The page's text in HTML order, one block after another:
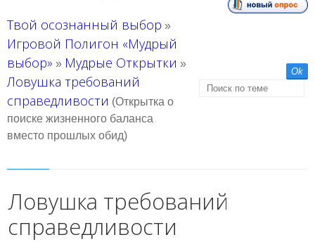
Твой осознанный выбор »
Игровой Полигон «Мудрый
выбор» » Мудрые Открытки »
Ловушка требований
справедливости (Открытка о
поиске жизненного баланса
вместо прошлых обид)
Ловушка требований
справедливости